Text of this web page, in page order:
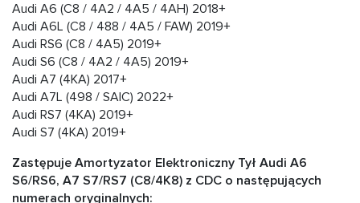
Audi A6 (C8 / 4A2 / 4A5 / 4AH) 2018+
Audi A6L (C8 / 488 / 4A5 / FAW) 2019+
Audi RS6 (C8 / 4A5) 2019+
Audi S6 (C8 / 4A2 / 4A5) 2019+
Audi A7 (4KA) 2017+
Audi A7L (498 / SAIC) 2022+
Audi RS7 (4KA) 2019+
Audi S7 (4KA) 2019+
Zastępuje Amortyzator Elektroniczny Tył Audi A6
S6/RS6, A7 S7/RS7 (C8/4K8) z CDC o następujących
numerach oryginalnych: